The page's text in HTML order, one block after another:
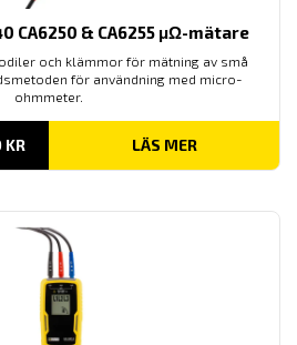
CA6250 & CA6255 μΩ-mätare
och klämmor för mätning av små
för användning med micro-
ohmmeter.
KRPRISINTERVALL:
TILL
LÄS MER